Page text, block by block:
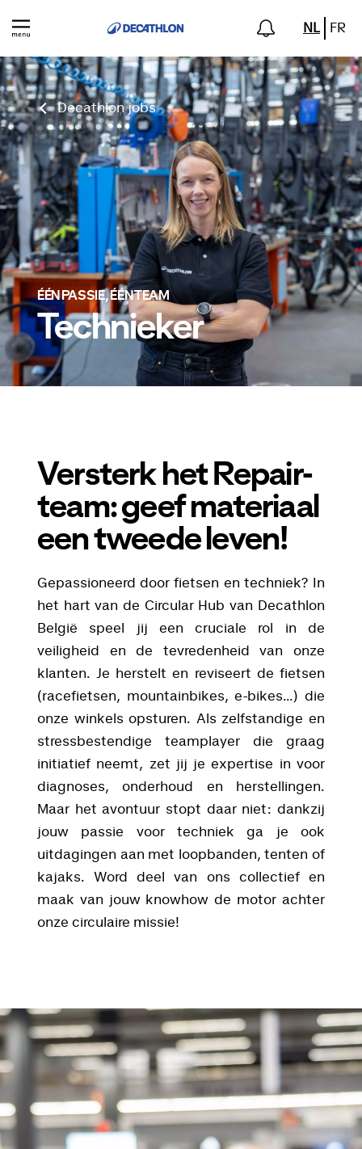
NL FR
Decathlon jobs
ÉÉN PASSIE, ÉÉN TEAM
Technieker
Versterk het Repair-
team: geef materiaal
een tweede leven!
Gepassioneerd door fietsen en techniek? In
het hart van de Circular Hub van Decathlon
België speel jij een cruciale rol in de
veiligheid en de tevredenheid van onze
klanten. Je herstelt en reviseert de fietsen
(racefietsen, mountainbikes, e-bikes...) die
onze winkels opsturen. Als zelfstandige en
stressbestendige teamplayer die graag
initiatief neemt, zet jij je expertise in voor
diagnoses, onderhoud en herstellingen.
Maar het avontuur stopt daar niet: dankzij
jouw passie voor techniek ga je ook
uitdagingen aan met loopbanden, tenten of
kajaks. Word deel van ons collectief en
maak van jouw knowhow de motor achter
onze circulaire missie!